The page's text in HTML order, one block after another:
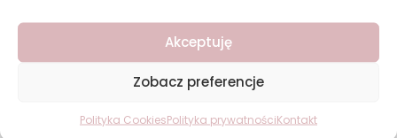
Akceptuję
Zobacz preferencje
Polityka CookiesPolityka prywatnościKontakt